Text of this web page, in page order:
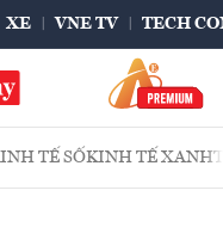
XE VNE TV TECH
TẾ SỐKINH TẾ XANH